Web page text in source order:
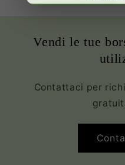
Vendi le tue
Contattaci per